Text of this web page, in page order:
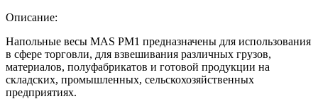
Описание:
Напольные весы MAS PM1 предназначены для использования
в сфере торговли, для взвешивания различных грузов,
материалов, полуфабрикатов и готовой продукции на
складских, промышленных, сельскохозяйственных
предприятиях.